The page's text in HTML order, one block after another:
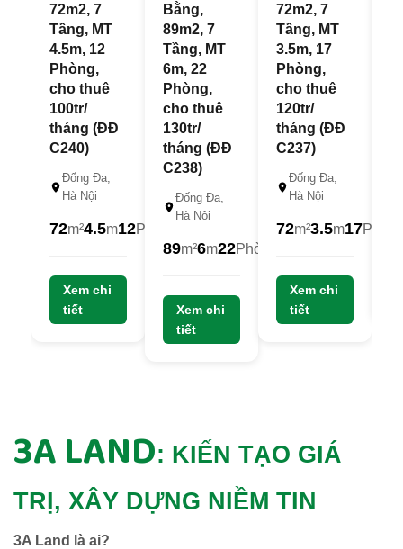
72m2, 7
Tầng, MT
4.5m, 12
Phòng,
cho thuê
100tr/
tháng (ĐĐ
C240)
Đống Đa,
Hà Nội
72m²4.5m12Phòng
23Tỷ
Xem chi
tiết
Bằng,
89m2, 7
Tầng, MT
6m, 22
Phòng,
cho thuê
130tr/
tháng (ĐĐ
C238)
Đống Đa,
Hà Nội
89m²6m22Phòng
22.5Tỷ
Xem chi
tiết
72m2, 7
Tầng, MT
3.5m, 17
Phòng,
cho thuê
120tr/
tháng (ĐĐ
C237)
Đống Đa,
Hà Nội
72m²3.5m17
22Tỷ
Xem chi
tiết
3A LAND: KIẾN TẠO GIÁ
TRỊ, XÂY DỰNG NIỀM TIN
3A Land là ai?